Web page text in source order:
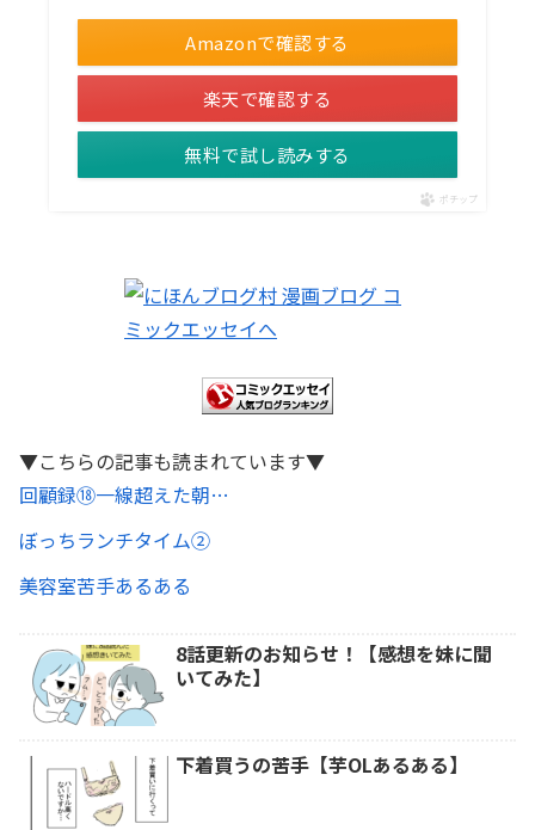
Amazonで確認する
楽天で確認する
無料で試し読みする
ポチップ
▼こちらの記事も読まれています▼
回顧録⑱一線超えた朝…
ぼっちランチタイム②
美容室苦手あるある
8話更新のお知らせ！【感想を妹に聞
いてみた】
下着買うの苦手【芋OLあるある】